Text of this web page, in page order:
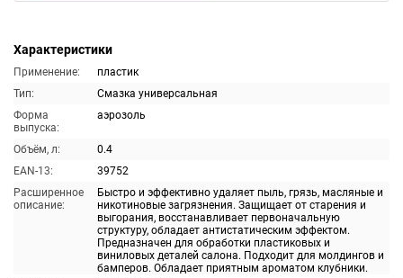
Характеристики
Применение:
пластик
Тип:
Смазка универсальная
Форма
выпуска:
аэрозоль
Объём, л:
0.4
EAN-13:
39752
Расширенное
описание:
Быстро и эффективно удаляет пыль, грязь, масляные и
никотиновые загрязнения. Защищает от старения и
выгорания, восстанавливает первоначальную
структуру, обладает антистатическим эффектом.
Предназначен для обработки пластиковых и
виниловых деталей салона. Подходит для молдингов и
бамперов. Обладает приятным ароматом клубники.